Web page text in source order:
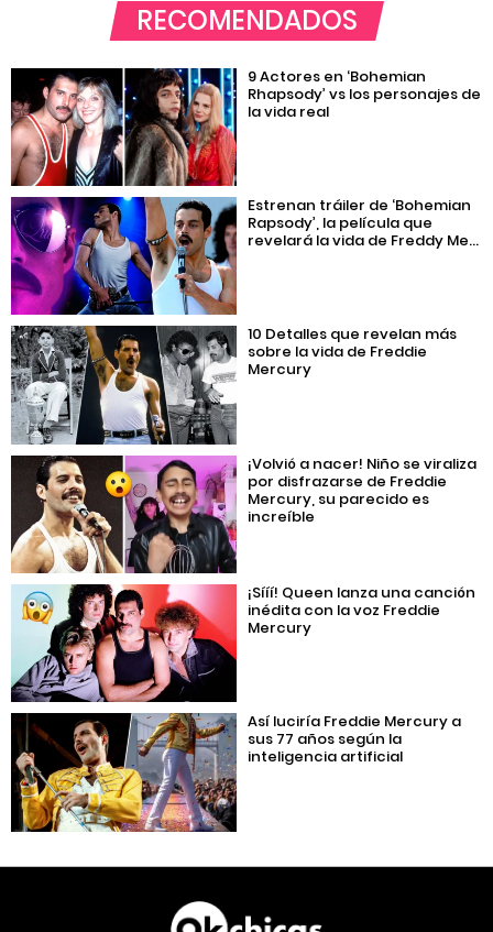
RECOMENDADOS
9 Actores en ‘Bohemian
Rhapsody’ vs los personajes de
la vida real
Estrenan tráiler de ‘Bohemian
Rapsody’, la película que
revelará la vida de Freddy Me...
10 Detalles que revelan más
sobre la vida de Freddie
Mercury
¡Volvió a nacer! Niño se viraliza
por disfrazarse de Freddie
Mercury, su parecido es
increíble
¡Sííí! Queen lanza una canción
inédita con la voz Freddie
Mercury
Así luciría Freddie Mercury a
sus 77 años según la
inteligencia artificial